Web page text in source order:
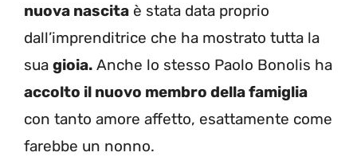
nuova nascita è stata data proprio
dall’imprenditrice che ha mostrato tutta la
sua gioia. Anche lo stesso Paolo Bonolis ha
accolto il nuovo membro della famiglia
con tanto amore affetto, esattamente come
farebbe un nonno.